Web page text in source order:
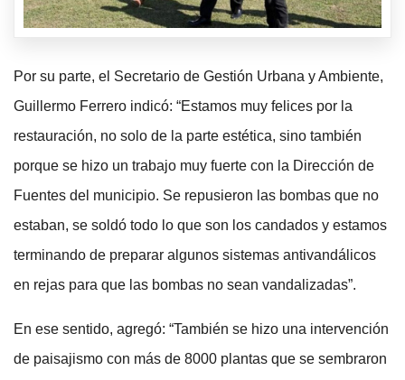
Por su parte, el Secretario de Gestión Urbana y Ambiente,
Guillermo Ferrero indicó: “Estamos muy felices por la
restauración, no solo de la parte estética, sino también
porque se hizo un trabajo muy fuerte con la Dirección de
Fuentes del municipio. Se repusieron las bombas que no
estaban, se soldó todo lo que son los candados y estamos
terminando de preparar algunos sistemas antivandálicos
en rejas para que las bombas no sean vandalizadas”.
En ese sentido, agregó: “También se hizo una intervención
de paisajismo con más de 8000 plantas que se sembraron